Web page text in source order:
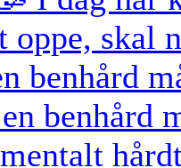
benhård